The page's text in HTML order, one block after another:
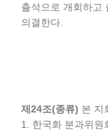
출석으로 개회하고
의결한다.
제24조(종류) 본 지
1. 한국화 분과위원